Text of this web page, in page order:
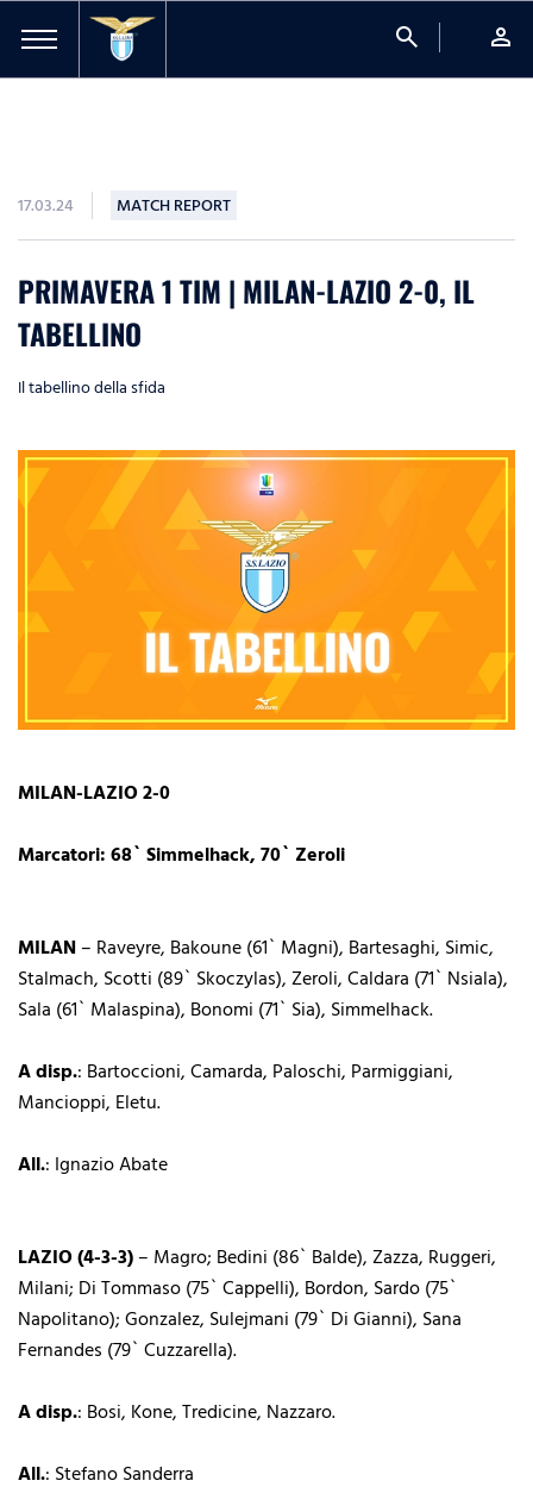
search person
17.03.24 MATCH REPORT
PRIMAVERA 1 TIM | MILAN-LAZIO 2-0, IL
TABELLINO
Il tabellino della sfida
MILAN-LAZIO 2-0
Marcatori: 68` Simmelhack, 70` Zeroli
MILAN– Raveyre, Bakoune (61` Magni), Bartesaghi, Simic,
Stalmach, Scotti (89` Skoczylas), Zeroli, Caldara (71` Nsiala),
Sala (61` Malaspina), Bonomi (71` Sia), Simmelhack.
A disp.: Bartoccioni, Camarda, Paloschi, Parmiggiani,
Mancioppi, Eletu.
All.: Ignazio Abate
LAZIO (4-3-3)– Magro; Bedini (86` Balde), Zazza, Ruggeri,
Milani; Di Tommaso (75` Cappelli), Bordon, Sardo (75`
Napolitano); Gonzalez, Sulejmani (79` Di Gianni), Sana
Fernandes (79` Cuzzarella).
A disp.: Bosi, Kone, Tredicine, Nazzaro.
All.: Stefano Sanderra